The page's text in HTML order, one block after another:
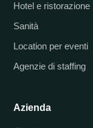
Hotel e ristorazione
Sanità
Location per eventi
Agenzie di staffing
Azienda